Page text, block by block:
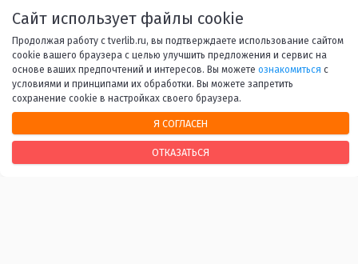
Назад ...
38 39 ... 53 Вперед
Сайт использует файлы cookie
Продолжая работу с tverlib.ru, вы подтверждаете использование сайтом
cookie вашего браузера с целью улучшить предложения и сервис на
основе ваших предпочтений и интересов. Вы можете ознакомиться с
условиями и принципами их обработки. Вы можете запретить
сохранение cookie в настройках своего браузера.
Я СОГЛАСЕН
ОТКАЗАТЬСЯ